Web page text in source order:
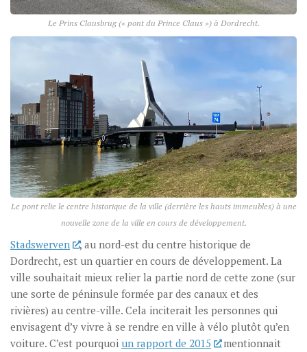
Le Prins Clausbrug(« pont du Prince Claus ») à Dordrecht.
Le pont relie le centre historique de la ville (derrière les hauts immeubles) à une
nouvelle zone de la ville en cours de développement.
Stadswerven
, au nord-est du centre historique de
Dordrecht, est un quartier en cours de développement. La
ville souhaitait mieux relier la partie nord de cette zone (sur
une sorte de péninsule formée par des canaux et des
rivières) au centre-ville. Cela inciterait les personnes qui
envisagent d’y vivre à se rendre en ville à vélo plutôt qu’en
voiture. C’est pourquoi un rapport de 2015
mentionnait